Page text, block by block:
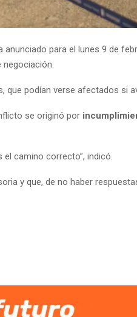
anunciado para el lunes 9 de
que podían verse afectados si
se originó por
camino correcto”, indicó.
y que, de no haber